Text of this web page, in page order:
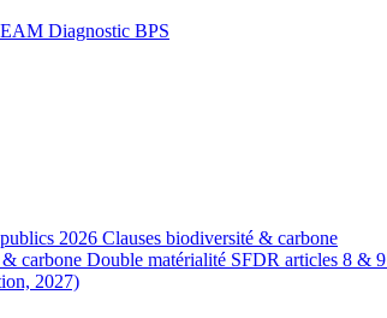
Diagnostic BPS
2026 Clauses biodiversité & carbone
carbone Double matérialité SFDR articles 8 & 9
2027)